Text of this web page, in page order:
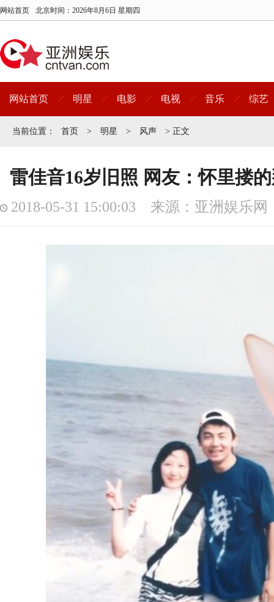
网站首页 北京时间： 2026年8月6日 星期四
网站首页 明星 电影 电视 音乐 综艺
当前位置： 首页 > 明星 > 风声 > 正文
雷佳音16岁旧照 网友：怀里搂
2018-05-31 15:00:03 来源：亚洲娱乐网